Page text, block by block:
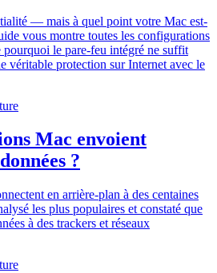
— mais à quel point votre Mac est-
vous montre toutes les configurations
le pare-feu intégré ne suffit
véritable protection sur Internet avec le
Mac envoient
?
en arrière-plan à des centaines
les plus populaires et constaté que
à des trackers et réseaux